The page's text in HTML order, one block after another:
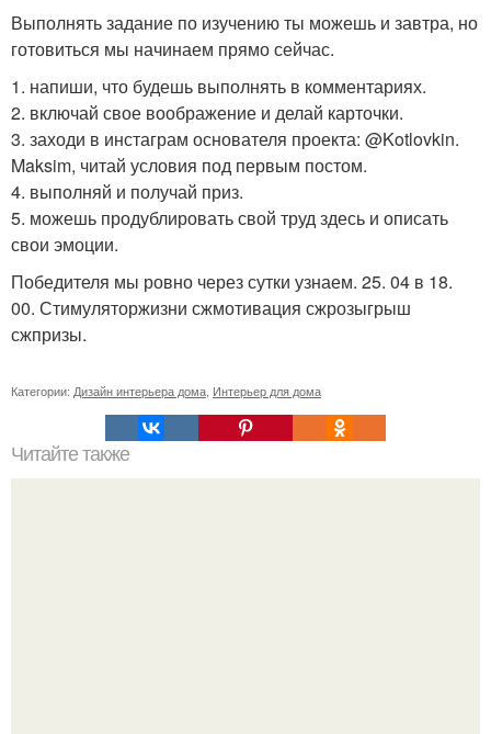
Выполнять задание по изучению ты можешь и завтра, но
готовиться мы начинаем прямо сейчас.
1. напиши, что будешь выполнять в комментариях.
2. включай свое воображение и делай карточки.
3. заходи в инстаграм основателя проекта: @Kotlovkin.
Maksim, читай условия под первым постом.
4. выполняй и получай приз.
5. можешь продублировать свой труд здесь и описать
свои эмоции.
Победителя мы ровно через сутки узнаем. 25. 04 в 18.
00. Стимуляторжизни сжмотивация сжрозыгрыш
сжпризы.
Категории: Дизайн интерьера дома Интерьер для дома
Читайте также